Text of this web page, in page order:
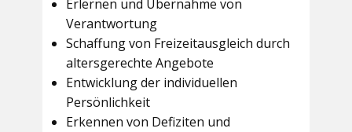
Erlernen und Übernahme von
Verantwortung
Schaffung von Freizeitausgleich durch
altersgerechte Angebote
Entwicklung der individuellen
Persönlichkeit
Erkennen von Defiziten und